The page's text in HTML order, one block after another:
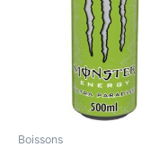
Boissons